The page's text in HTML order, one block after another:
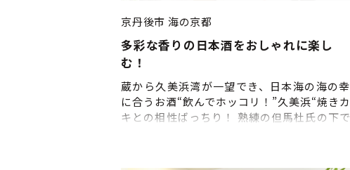
京丹後市 海の京都
多彩な香りの日本酒をおしゃれに楽し
む！
蔵から久美浜湾が一望でき、日本海の海の幸
に合うお酒“飲んでホッコリ！”久美浜“焼きカ
キとの相性ばっちり！ 熟練の但馬杜氏の下で